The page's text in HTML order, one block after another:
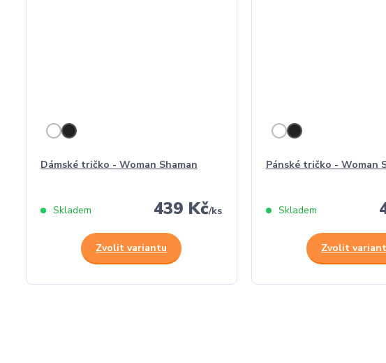
Dámské tričko - Woman Shaman
439 Kč/ks
Skladem
Zvolit variantu
Pánské tričko - Woman
Skladem
Zvolit